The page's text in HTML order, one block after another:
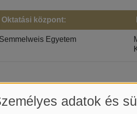
Oktatási központ:
Semmelweis Egyetem
adatok és